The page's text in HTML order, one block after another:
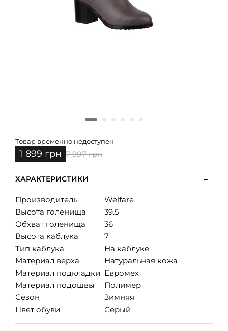
Товар временно недоступен
1 899 грн 7 997 грн
ХАРАКТЕРИСТИКИ
Производитель:
Welfare
Высота голенища
39.5
Обхват голенища
36
Высота каблука
7
Тип каблука
На каблуке
Материал верха
Натуральная кожа
Материал подкладки Евромех
Материал подошвы
Полимер
Сезон
Зимняя
Цвет обуви
Серый